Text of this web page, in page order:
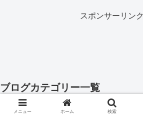
スポンサーリンク
ブログカテゴリー一覧
おススメ記事
メニュー ホーム 検索